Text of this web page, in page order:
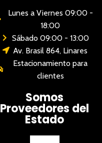
Lunes a Viernes 09:00 -
18:00
Sábado 09:00 - 13:00
Av. Brasil 864, Linares
Estacionamiento para
clientes
Somos
Proveedores del
Estado